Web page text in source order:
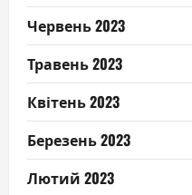
Червень 2023
Травень 2023
Квітень 2023
Березень 2023
Лютий 2023